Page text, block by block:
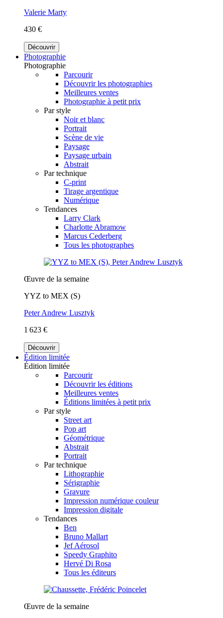
Valerie Marty
430 €
Découvrir
Photographie
Photographie
Parcourir
Découvrir les photographies
Meilleures ventes
Photographie à petit prix
Par style
Noir et blanc
Portrait
Scène de vie
Paysage
Paysage urbain
Abstrait
Par technique
C-print
Tirage argentique
Numérique
Tendances
Larry Clark
Charlotte Abramow
Marcus Cederberg
Tous les photographes
Œuvre de la semaine
YYZ to MEX (S)
Peter Andrew Lusztyk
1 623 €
Découvrir
Édition limitée
Édition limitée
Parcourir
Découvrir les éditions
Meilleures ventes
Éditions limitées à petit prix
Par style
Street art
Pop art
Géométrique
Abstrait
Portrait
Par technique
Lithographie
Sérigraphie
Gravure
Impression numérique couleur
Impression digitale
Tendances
Ben
Bruno Mallart
Jef Aérosol
Speedy Graphito
Hervé Di Rosa
Tous les éditeurs
Œuvre de la semaine